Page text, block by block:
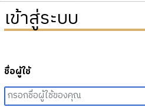
เข้าสู่ระบบ
ชื่อผู้ใช้